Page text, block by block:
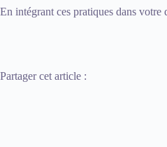
En intégrant ces pratiques dans
Partager cet article :